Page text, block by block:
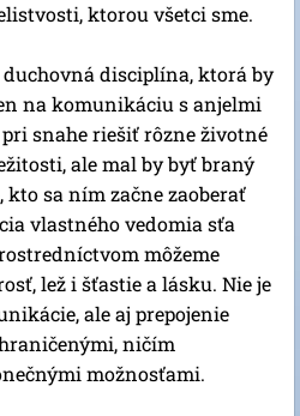
ktorou všetci sme.
disciplína, ktorá by
na komunikáciu s anjelmi
snahe riešiť rôzne životné
ale mal by byť braný
sa ním začne zaoberať
vlastného vedomia sťa
môžeme
lež i šťastie a lásku. Nie je
ale aj prepojenie
ničím
možnosťami.